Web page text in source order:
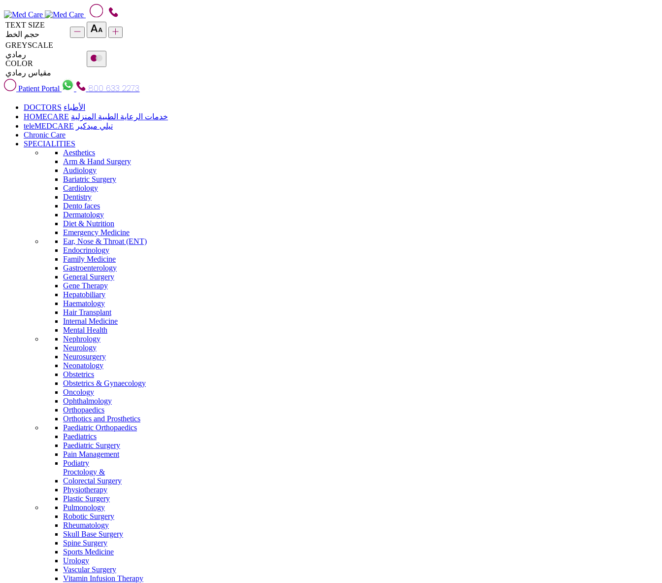
TEXT SIZE
حجم الخط
GREYSCALE
رمادي
COLOR
مقياس رمادي
Patient Portal
800 633 2273
DOCTORS الأطباء
HOMECARE خدمات الرعاية الطبية المنزلية
teleMEDCARE تيلي ميدكير
Chronic Care
SPECIALITIES
Aesthetics
Arm & Hand Surgery
Audiology
Bariatric Surgery
Cardiology
Dentistry
Dento faces
Dermatology
Diet & Nutrition
Emergency Medicine
Ear, Nose & Throat (ENT)
Endocrinology
Family Medicine
Gastroenterology
General Surgery
Gene Therapy
Hepatobiliary
Haematology
Hair Transplant
Internal Medicine
Mental Health
Nephrology
Neurology
Neurosurgery
Neonatology
Obstetrics
Obstetrics & Gynaecology
Oncology
Ophthalmology
Orthopaedics
Orthotics and Prosthetics
Paediatric Orthopaedics
Paediatrics
Paediatric Surgery
Pain Management
Podiatry
Proctology &
Colorectal Surgery
Physiotherapy
Plastic Surgery
Pulmonology
Robotic Surgery
Rheumatology
Skull Base Surgery
Spine Surgery
Sports Medicine
Urology
Vascular Surgery
Vitamin Infusion Therapy